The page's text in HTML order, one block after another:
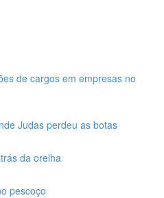
de cargos em empresas no
Judas perdeu as botas
da orelha
pescoço